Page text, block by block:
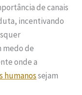
de canais
incentivando
medo de
onde a
humanossejam